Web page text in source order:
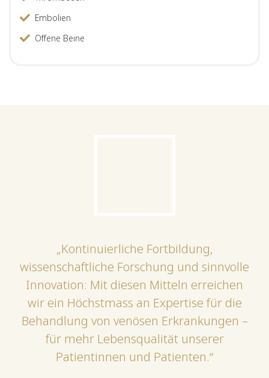
Embolien
Offene Beine
„Kontinuierliche Fortbildung,
wissenschaftliche Forschung und sinnvolle
Innovation: Mit diesen Mitteln erreichen
wir ein Höchstmass an Expertise für die
Behandlung von venösen Erkrankungen –
für mehr Lebensqualität unserer
Patientinnen und Patienten.“